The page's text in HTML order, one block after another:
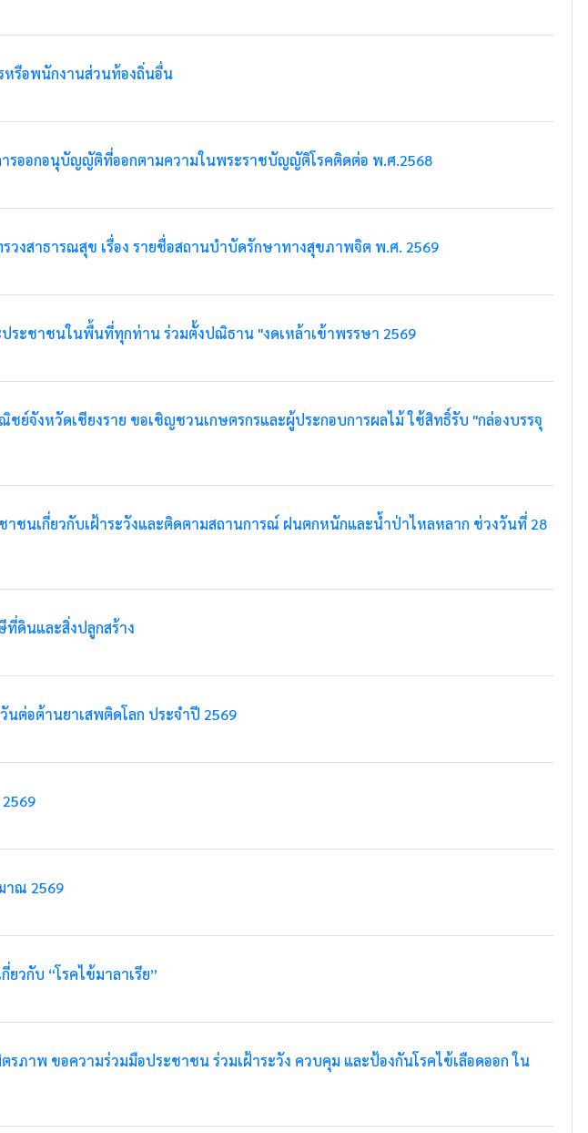
หรือพนักงานส่วนท้องถิ่นอื่น
รออกอนุบัญญัติที่ออกตามความในพระราชบัญญัติโรคติดต่อ พ.ศ.2568
งสาธารณสุข เรื่อง รายชื่อสถานบำบัดรักษาทางสุขภาพจิต พ.ศ. 2569
ะชาชนในพื้นที่ทุกท่าน ร่วมตั้งปณิธาน "งดเหล้าเข้าพรรษา 2569
จังหวัดเชียงราย ขอเชิญชวนเกษตรกรและผู้ประกอบการผลไม้ ใช้สิทธิ์รับ "กล่องบรรจุ
ชนเกี่ยวกับเฝ้าระวังและติดตามสถานการณ์ ฝนตกหนักและน้ำป่าไหลหลาก ช่วงวันที่ 28
ดินและสิ่งปลูกสร้าง
ต่อต้านยาเสพติดโลก ประจำปี 2569
าณ 2569
วกับ “โรคไข้มาลาเรีย”
ภาพ ขอความร่วมมือประชาชน ร่วมเฝ้าระวัง ควบคุม และป้องกันโรคไข้เลือดออก ใน